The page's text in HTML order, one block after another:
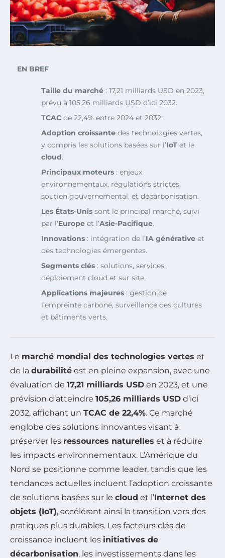
EN BREF
Taille du marché : 17,21 milliards USD en 2023,
prévu à 105,26 milliards USD d’ici 2032.
TCAC de 22,4% entre 2024 et 2032.
Adoption croissante des technologies vertes,
y compris les solutions basées sur l’IoT et le
cloud.
Principaux moteurs : enjeux
environnementaux, régulations strictes,
soutien gouvernemental, et décarbonisation.
Les États-Unis sont le principal marché, suivi
par l’Europe et l’Asie-Pacifique.
Innovations : intégration de l’IA générative et
des technologies émergentes.
Segments clés : solutions, services,
déploiement cloud et sur site.
Applications majeures : gestion de
l’empreinte carbone, surveillance des cultures
et bâtiments verts.
Le marché mondial des technologies vertes et
de la durabilité est en pleine expansion, avec une
évaluation de 17,21 milliards USD en 2023, et une
prévision d’atteindre 105,26 milliards USD d’ici
2032, affichant un TCAC de 22,4%. Ce marché
englobe des solutions innovantes visant à
préserver les ressources naturelles et à réduire
les impacts environnementaux. L’Amérique du
Nord se positionne comme leader, tandis que les
tendances actuelles incluent l’adoption croissante
de solutions basées sur le cloud et l’Internet des
objets (IoT), accélérant ainsi la transition vers des
pratiques plus durables. Les facteurs clés de
croissance incluent les initiatives de
décarbonisation, les investissements dans les